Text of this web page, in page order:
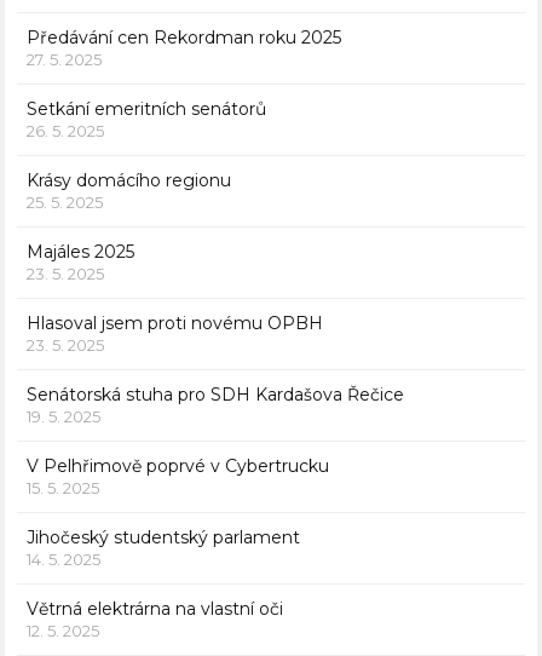
Předávání cen Rekordman roku 2025
27. 5. 2025
Setkání emeritních senátorů
26. 5. 2025
Krásy domácího regionu
25. 5. 2025
Majáles 2025
23. 5. 2025
Hlasoval jsem proti novému OPBH
23. 5. 2025
Senátorská stuha pro SDH Kardašova Řečice
19. 5. 2025
V Pelhřimově poprvé v Cybertrucku
15. 5. 2025
Jihočeský studentský parlament
14. 5. 2025
Větrná elektrárna na vlastní oči
12. 5. 2025